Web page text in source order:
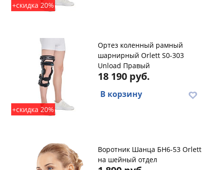
+скидка 20%
+скидка 20%
Ортез коленный рамный
шарнирный Orlett S0-303
Unload Правый
18 190 руб.
В корзину
Воротник Шанца БН6-53 Orlett
на шейный отдел